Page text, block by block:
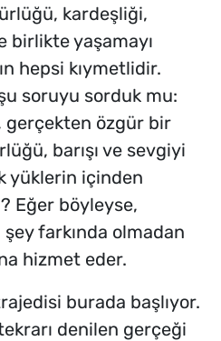
kardeşliği,
birlikte yaşamayı
hepsi kıymetlidir.
soruyu sorduk mu:
gerçekten özgür bir
barışı ve sevgiyi
yüklerin içinden
Eğer böyleyse,
farkında olmadan
hizmet eder.
burada başlıyor.
denilen gerçeği